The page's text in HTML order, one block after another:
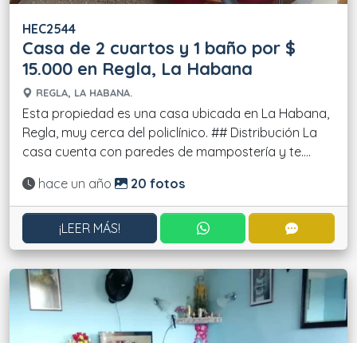
HEC2544
Casa de 2 cuartos y 1 baño por $
15.000 en Regla, La Habana
REGLA, LA HABANA.
Esta propiedad es una casa ubicada en La Habana,
Regla, muy cerca del policlínico. ## Distribución La
casa cuenta con paredes de mampostería y te....
Actualizado:
hace un año 20 fotos
¡LEER MÁS! CONTACTAR POR